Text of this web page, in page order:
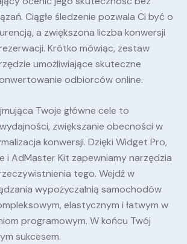
Ciągłe śledzenie pozwala Ci być o
a zwiększona liczba konwersji
Krótko mówiąc, zestaw
umożliwiające skuteczne
odbiorców online.
Twoje główne cele to
zwiększanie obecności w
konwersji. Dzięki Widget Pro,
i AdMaster Kit zapewniamy narzędzia
tego. Wejdź w
wypożyczalnią samochodów
elastycznym i łatwym w
programowym. W końcu Twój
sukcesem.